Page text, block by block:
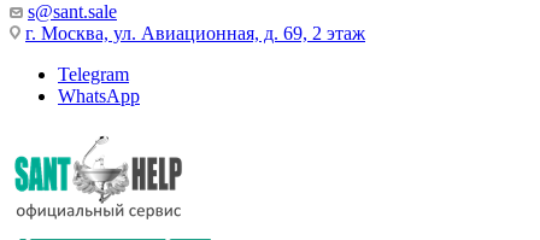
s@sant.sale
г. Москва, ул. Авиационная, д. 69, 2 этаж
Telegram
WhatsApp